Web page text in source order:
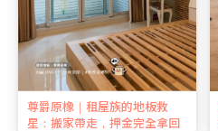
尊爵原橡｜租屋族的地板救
星：搬家帶走，押金完全拿回